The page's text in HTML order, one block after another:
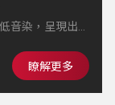
錄音室
音染，呈現出健
喇叭體型更大的音
段具備線性表現，
曲
瞭解更多